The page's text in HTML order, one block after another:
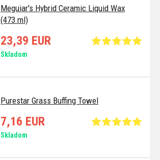
Meguiar's Hybrid Ceramic Liquid Wax
(473 ml)
23,39 EUR
Skladom
Purestar Grass Buffing Towel
7,16 EUR
Skladom